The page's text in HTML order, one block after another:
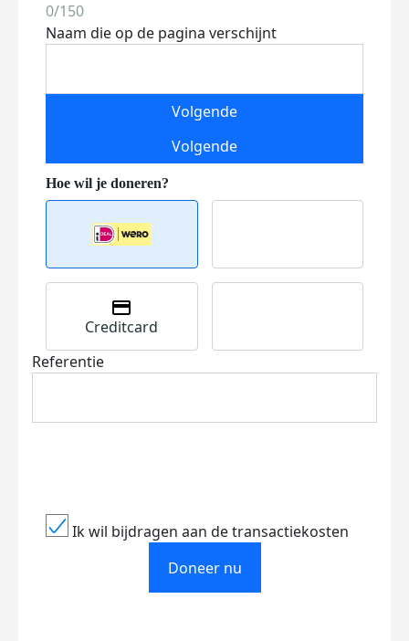
0/150
Naam die op de pagina verschijnt
Volgende
Volgende
Creditcard
Referentie
Ik wil bijdragen aan de transactiekosten
Doneer nu